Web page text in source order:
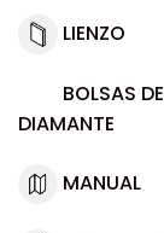
LIENZO
BOLSAS DE
DIAMANTE
MANUAL